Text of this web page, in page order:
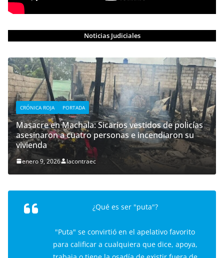
Noticias Judiciales
CRÓNICA ROJA PORTADA
Masacre en Machala: Sicarios vestidos de policías
asesinaron a cuatro personas e incendiaron su
vivienda
enero 9, 2026 lacontraec
¿Qué es ser "puta"?
"Puta" se convirtió en el apelativo favorito
para calificar a cualquiera que dice, apoya,